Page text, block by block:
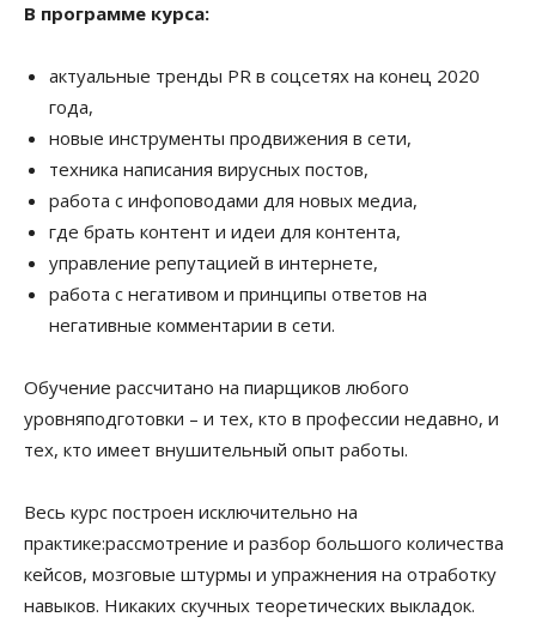
В программе курса:
актуальные тренды PR в соцсетях на конец 2020
года,
новые инструменты продвижения в сети,
техника написания вирусных постов,
работа с инфоповодами для новых медиа,
где брать контент и идеи для контента,
управление репутацией в интернете,
работа с негативом и принципы ответов на
негативные комментарии в сети.
Обучение рассчитано на пиарщиков любого
уровняподготовки – и тех, кто в профессии недавно, и
тех, кто имеет внушительный опыт работы.
Весь курс построен исключительно на
практике:рассмотрение и разбор большого количества
кейсов, мозговые штурмы и упражнения на отработку
навыков. Никаких скучных теоретических выкладок.